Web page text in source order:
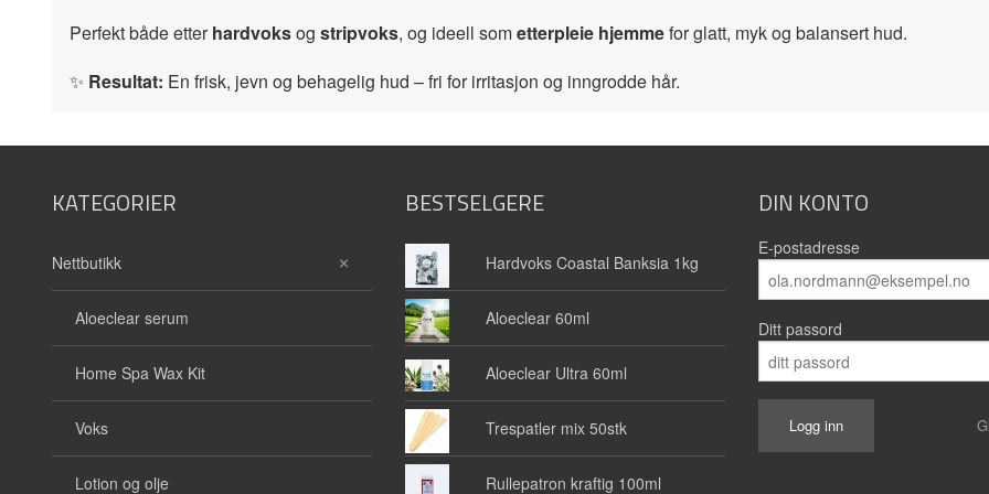
Perfekt både etter hardvoksog stripvoks, og ideell sometterpleie hjemmefor glatt, myk og balansert hud.
✨ Resultat: En frisk, jevn og behagelig hud – fri for irritasjon og inngrodde hår.
KATEGORIER
Nettbutikk
Aloeclear serum
Home Spa Wax Kit
Voks
Lotion og olje
BESTSELGERE
Hardvoks Coastal Banksia 1kg
Aloeclear 60ml
Aloeclear Ultra 60ml
Trespatler mix 50stk
Rullepatron kraftig 100ml
DIN KONTO
E-postadresse
Ditt passord